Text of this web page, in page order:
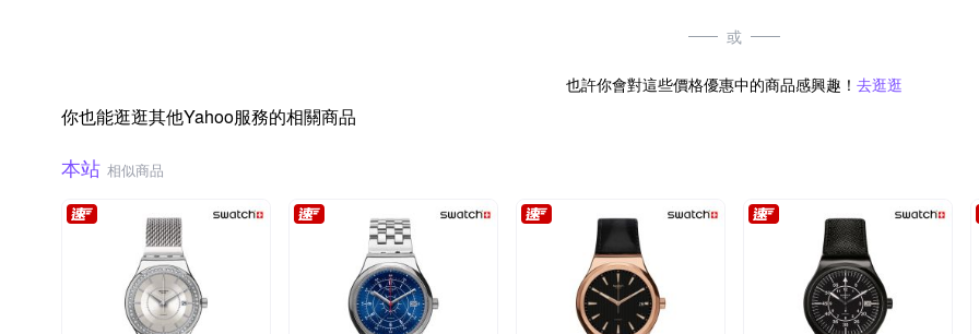
或
也許你會對這些價格優惠中的商品感興趣！ 去逛逛
你也能逛逛其他Yahoo服務的相關商品
本站 相似商品